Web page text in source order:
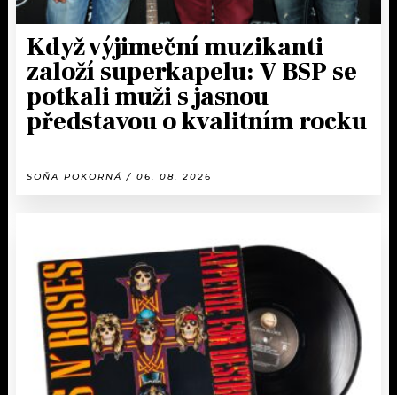
Když výjimeční muzikanti
založí superkapelu: V BSP se
potkali muži s jasnou
představou o kvalitním rocku
SOŇA POKORNÁ / 06. 08. 2026